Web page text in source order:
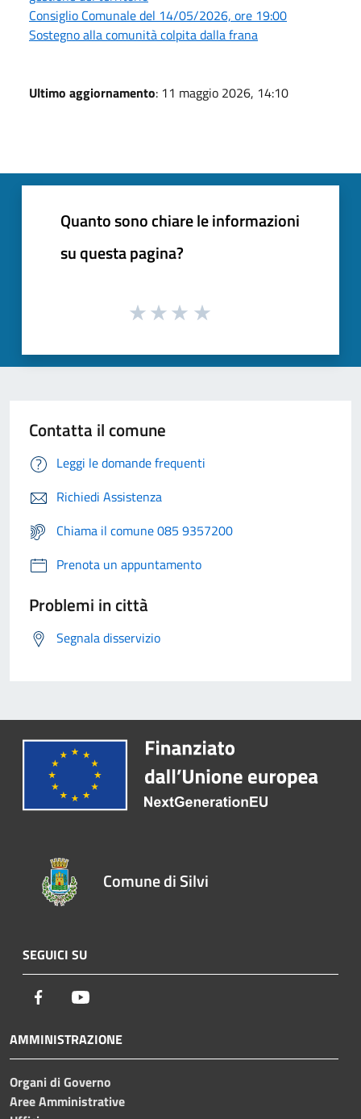
Consiglio Comunale del 14/05/2026, ore 19:00
Sostegno alla comunità colpita dalla frana
Ultimo aggiornamento: 11 maggio 2026, 14:10
Quanto sono chiare le informazioni
su questa pagina?
Contatta il comune
Leggi le domande frequenti
Richiedi Assistenza
Chiama il comune 085 9357200
Prenota un appuntamento
Problemi in città
Segnala disservizio
Comune di Silvi
SEGUICI SU
Facebook
AMMINISTRAZIONE
Organi di Governo
Aree Amministrative